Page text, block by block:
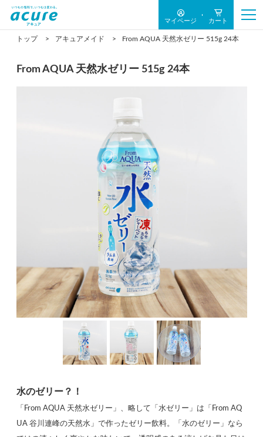
マイページ カート
トップ アキュアメイド From AQUA 天然水ゼリー 515g 24本
From AQUA 天然水ゼリー 515g 24本
水のゼリー？！
「From AQUA 天然水ゼリー」、略して「水ゼリー」は「From AQ
UA 谷川連峰の天然水」で作ったゼリー飲料。「水のゼリー」なら